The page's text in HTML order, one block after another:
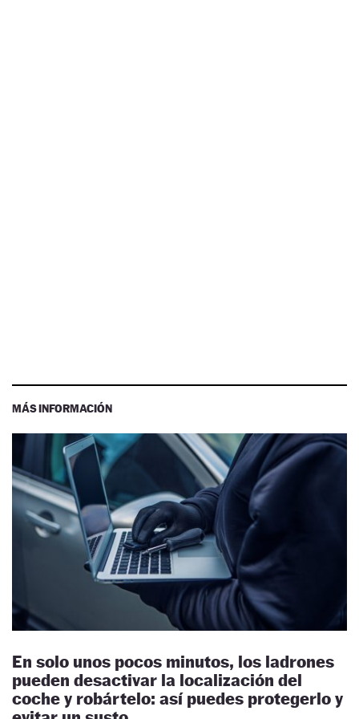
MÁS INFORMACIÓN
En solo unos pocos minutos, los ladrones
pueden desactivar la localización del
coche y robártelo: así puedes protegerlo y